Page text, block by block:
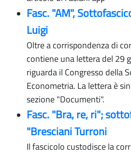
Fasc. "AM",
Luigi
Oltre a corrispondenza di
contiene una lettera del 29
riguarda il Congresso della
Econometria. La lettera è
sezione "Documenti".
Fasc. "Bra, re, ri";
"Bresciani Turroni
Il fascicolo custodisce la